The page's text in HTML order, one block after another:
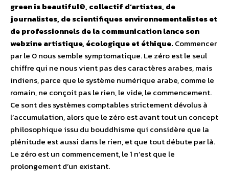
green is beautiful®, collectif d’artistes, de
journalistes, de scientifiques environnementalistes et
de professionnels de la communication lance son
webzine artistique, écologique et éthique.Commencer
par le 0 nous semble symptomatique. Le zéro est le seul
chiffre qui ne nous vient pas des caractères arabes, mais
indiens, parce que le système numérique arabe, comme le
romain, ne conçoit pas le rien, le vide, le commencement.
Ce sont des systèmes comptables strictement dévolus à
l’accumulation, alors que le zéro est avant tout un concept
philosophique issu du bouddhisme qui considère que la
plénitude est aussi dans le rien, et que tout débute par là.
Le zéro est un commencement, le 1 n’est que le
prolongement d’un existant.